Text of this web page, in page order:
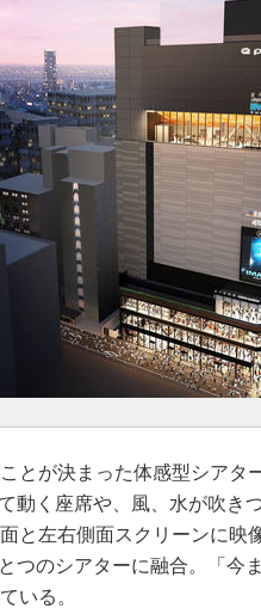
とが決まった体感型シアタ
動く座席や、風、水が吹き
と左右側面スクリーンに映
つのシアターに融合。「今
いる。